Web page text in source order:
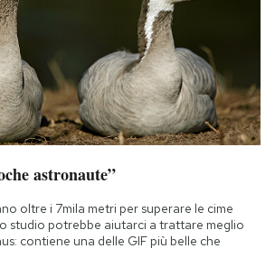
astronaute”
oltre i 7mila metri per superare le cime
studio potrebbe aiutarci a trattare meglio
contiene una delle GIF più belle che